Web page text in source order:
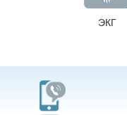
ЭКГ